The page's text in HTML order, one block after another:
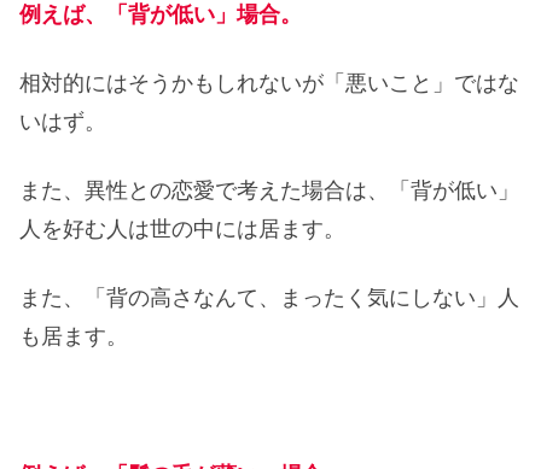
例えば、「背が低い」場合。
相対的にはそうかもしれないが「悪いこと」ではな
いはず。
また、異性との恋愛で考えた場合は、「背が低い」
人を好む人は世の中には居ます。
また、「背の高さなんて、まったく気にしない」人
も居ます。